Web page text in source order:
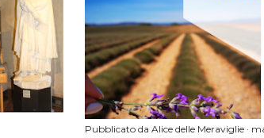
Pubblicato da Alice delle Meraviglie